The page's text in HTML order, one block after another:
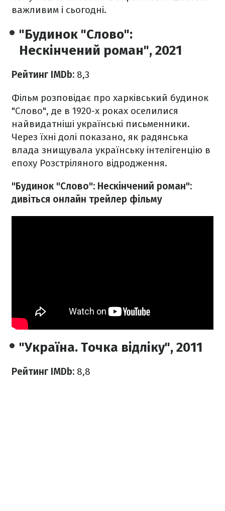
важливим і сьогодні.
"Будинок "Слово":
Нескінчений роман", 2021
Рейтинг IMDb: 8,3
Фільм розповідає про харківський будинок
"Слово", де в 1920-х роках оселилися
найвидатніші українські письменники.
Через їхні долі показано, як радянська
влада знищувала українську інтелігенцію в
епоху Розстріляного відродження.
"Будинок "Слово": Нескінчений роман":
дивіться онлайн трейлер фільму
"Україна. Точка відліку", 2011
Рейтинг IMDb: 8,8